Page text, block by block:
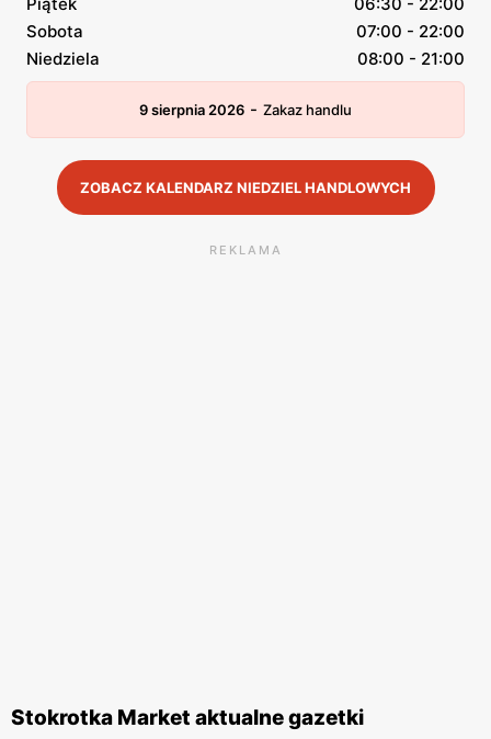
Sobota
07:00 - 22:00
Niedziela
08:00 - 21:00
9 sierpnia 2026 - Zakaz handlu
ZOBACZ KALENDARZ NIEDZIEL HANDLOWYCH
REKLAMA
Stokrotka Market aktualne gazetki